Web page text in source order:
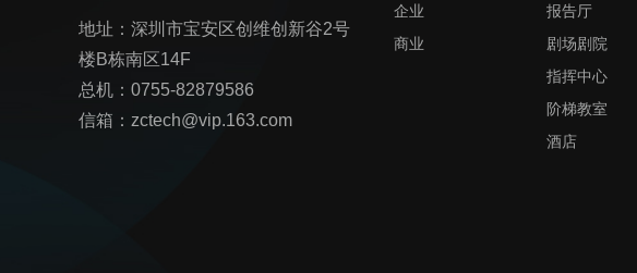
地址：深圳市宝安区创维创新谷2号
楼B栋南区14F
总机：0755-82879586
信箱：zctech@vip.163.com
企业
商业
报告厅
剧场剧院
指挥中心
阶梯教室
酒店